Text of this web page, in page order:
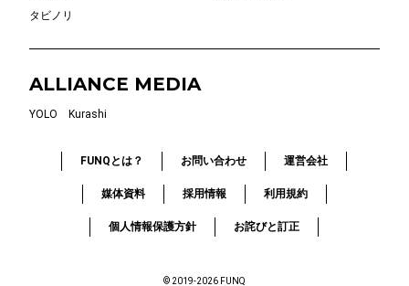
タビノリ
ALLIANCE MEDIA
YOLO Kurashi
FUNQとは？ お問い合わせ 運営会社
媒体資料 採用情報 利用規約
個人情報保護方針 お詫びと訂正
© 2019-2026 FUNQ